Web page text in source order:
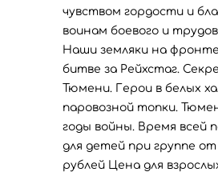
чувством гордости и
воинам боевого и
Наши земляки на
битве за Рейхстаг.
Тюмени. Герои в белых
паровозной топки.
годы войны. Время всей
для детей при группе от
рублей Цена для